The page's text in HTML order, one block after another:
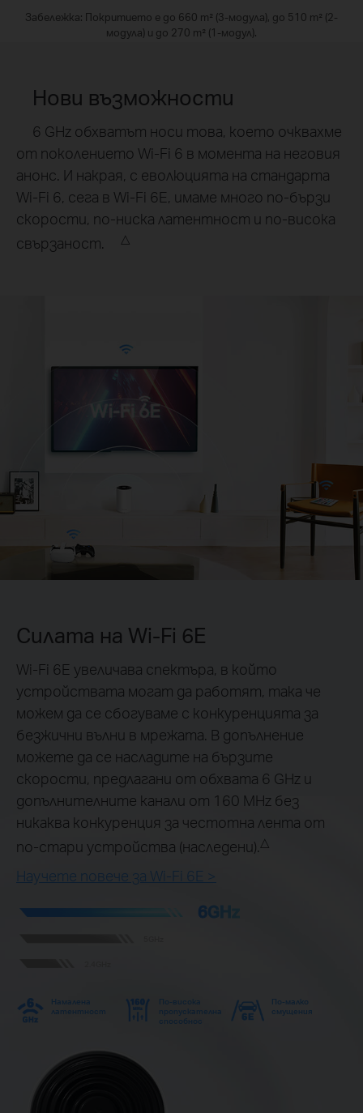
Забележка: Покритието е до 660 m² (3-модула), до 510 m² (2-
модула) и до 270 m² (1-модул).
Нови възможности
6 GHz обхватът носи това, което очквахме
от поколението Wi-Fi 6 в момента на неговия
анонс. И накрая, с еволюцията на стандарта
Wi-Fi 6, сега в Wi-Fi 6E, имаме много по-бързи
скорости, по-ниска латентност и по-висока
свързаност.
△
Силата на Wi-Fi 6E
Wi-Fi 6E увеличава спектъра, в който
устройствата могат да работят, така че
можем да се сбогуваме с конкуренцията за
безжични вълни в мрежата. В допълнение
можете да се насладите на бързите
скорости, предлагани от обхвата 6 GHz и
допълнителните канали от 160 MHz без
никаква конкуренция за честотна лента от
по-стари устройства (наследени). △
Научете повече за Wi-Fi 6E >
6GHz
Намалена
латентност
По-висока
пропускателна
способнос
По-малко
смущения